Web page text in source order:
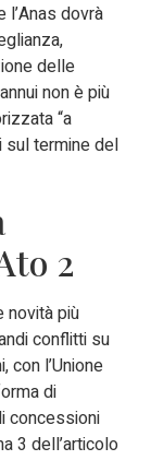
l’Anas dovrà
delle
non è più
“a
sul termine del
2
novità più
conflitti su
l’Unione
di
concessioni
3 dell’articolo